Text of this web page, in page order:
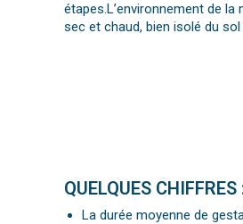
étapes.L’environnement de
sec et chaud, bien isolé du
QUELQUES CHIFFRES
La durée moyenne de